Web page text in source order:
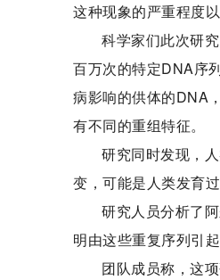
这种现象的严重程度
科学家们此次研
百万次的特定DNA序
病影响的供体的DNA
有不同的重组特征。
研究同时发现，
变，可能是人类发育
研究人员分析了
明由这些重复序列引
团队成员称，这